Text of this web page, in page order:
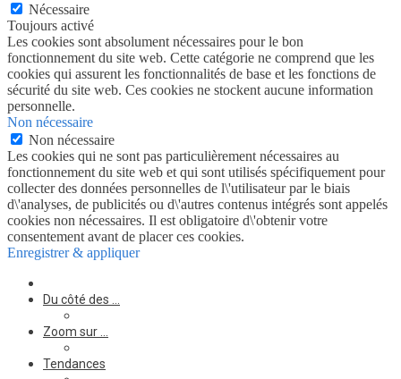
Nécessaire
Toujours activé
Les cookies sont absolument nécessaires pour le bon
fonctionnement du site web. Cette catégorie ne comprend que les
cookies qui assurent les fonctionnalités de base et les fonctions de
sécurité du site web. Ces cookies ne stockent aucune information
personnelle.
Non nécessaire
Non nécessaire
Les cookies qui ne sont pas particulièrement nécessaires au
fonctionnement du site web et qui sont utilisés spécifiquement pour
collecter des données personnelles de l\'utilisateur par le biais
d\'analyses, de publicités ou d\'autres contenus intégrés sont appelés
cookies non nécessaires. Il est obligatoire d\'obtenir votre
consentement avant de placer ces cookies.
Enregistrer & appliquer
Du côté des …
Zoom sur …
Tendances